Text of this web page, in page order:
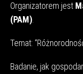
Organizatorem jest
(PAM)
Temat:
Badanie, jak